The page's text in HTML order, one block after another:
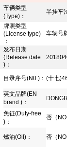
车辆类型
(Type) ：
半挂车
牌照类型
(License type)
：
车辆号
发布日期
(Release date
) ：
目录序号(N0.) ： (十七
英文品牌(EN
brand ) ：
免征(Duty-free
) ：
否（NO
燃油(Oil) ： 否（NO